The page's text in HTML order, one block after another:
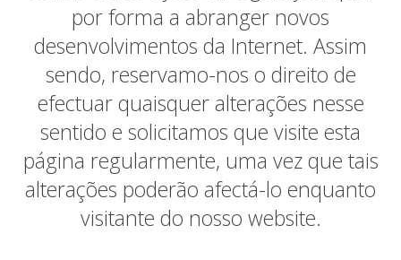
por forma a abranger novos
desenvolvimentos da Internet. Assim
sendo, reservamo-nos o direito de
efectuar quaisquer alterações nesse
sentido e solicitamos que visite esta
página regularmente, uma vez que tais
alterações poderão afectá-lo enquanto
visitante do nosso website.